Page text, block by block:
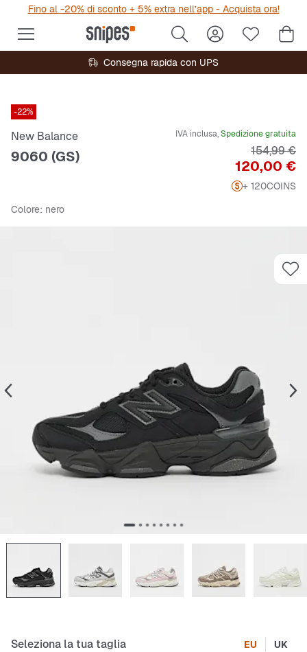
Fino al -20% di sconto + 5% extra nell’app - Acquista ora!
Consegna rapida con UPS
-22%
New Balance
9060 (GS)
IVA inclusa,Spedizione gratuita
Prezzo
120,00 €
Prezzo
154,99 €
+ 120COINS
Colore: nero
Seleziona la tua taglia EU UK